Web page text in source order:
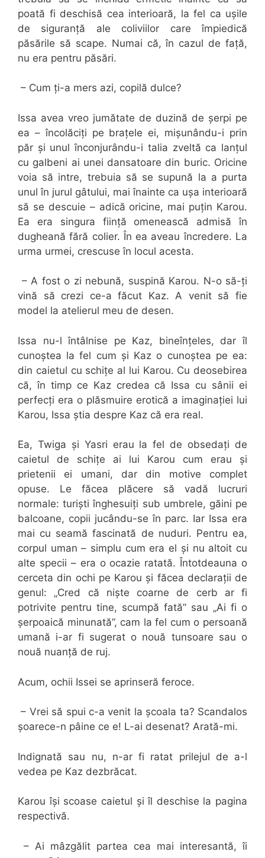
poată fi deschisă cea interioară, la fel ca ușile
de siguranță ale coliviilor care împiedică
păsările să scape. Numai că, în cazul de față,
nu era pentru păsări.
– Cum ți-a mers azi, copilă dulce?
Issa avea vreo jumătate de duzină de șerpi pe
ea – încolăciți pe brațele ei, mișunându-i prin
păr și unul înconjurându-i talia zveltă ca lanțul
cu galbeni ai unei dansatoare din buric. Oricine
voia să intre, trebuia să se supună la a purta
unul în jurul gâtului, mai înainte ca ușa interioară
să se descuie – adică oricine, mai puțin Karou.
Ea era singura ființă omenească admisă în
dugheană fără colier. În ea aveau încredere. La
urma urmei, crescuse în locul acesta.
– A fost o zi nebună, suspină Karou. N-o să-ți
vină să crezi ce-a făcut Kaz. A venit să fie
model la atelierul meu de desen.
Issa nu-l întâlnise pe Kaz, bineînțeles, dar îl
cunoștea la fel cum și Kaz o cunoștea pe ea:
din caietul cu schițe al lui Karou. Cu deosebirea
că, în timp ce Kaz credea că Issa cu sânii ei
perfecți era o plăsmuire erotică a imaginației lui
Karou, Issa știa despre Kaz că era real.
Ea, Twiga și Yasri erau la fel de obsedați de
caietul de schițe ai lui Karou cum erau și
prietenii ei umani, dar din motive complet
opuse. Le făcea plăcere să vadă lucruri
normale: turiști înghesuiți sub umbrele, găini pe
balcoane, copii jucându-se în parc. Iar Issa era
mai cu seamă fascinată de nuduri. Pentru ea,
corpul uman – simplu cum era el și nu altoit cu
alte specii – era o ocazie ratată. Întotdeauna o
cerceta din ochi pe Karou și făcea declarații de
genul: „Cred că niște coarne de cerb ar fi
potrivite pentru tine, scumpă fată” sau „Ai fi o
șerpoaică minunată”, cam la fel cum o persoană
umană i-ar fi sugerat o nouă tunsoare sau o
nouă nuanță de ruj.
Acum, ochii Issei se aprinseră feroce.
– Vrei să spui c-a venit la școala ta? Scandalos
șoarece-n pâine ce e! L-ai desenat? Arată-mi.
Indignată sau nu, n-ar fi ratat prilejul de a-l
vedea pe Kaz dezbrăcat.
Karou își scoase caietul și îl deschise la pagina
respectivă.
– Ai mâzgălit partea cea mai interesantă, îi